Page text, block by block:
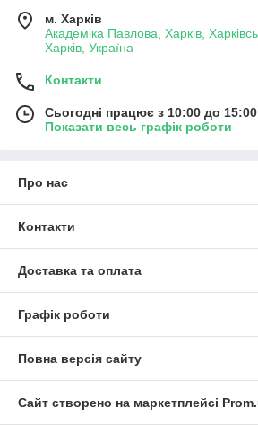
м. Харків
Академіка Павлова, Харків,
Харків, Україна
Контакти
Сьогодні працює з 10:00 до 15:00
Показати весь графік роботи
Про нас
Контакти
Доставка та оплата
Графік роботи
Повна версія сайту
Сайт створено на маркетплейсі